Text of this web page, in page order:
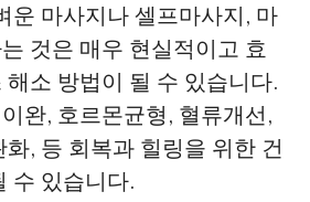
운 마사지나 셀프마사지, 마
것은 매우 현실적이고 효
소 방법이 될 수 있습니다.
완, 호르몬균형, 혈류개선,
, 등 회복과 힐링을 위한 건
수 있습니다.